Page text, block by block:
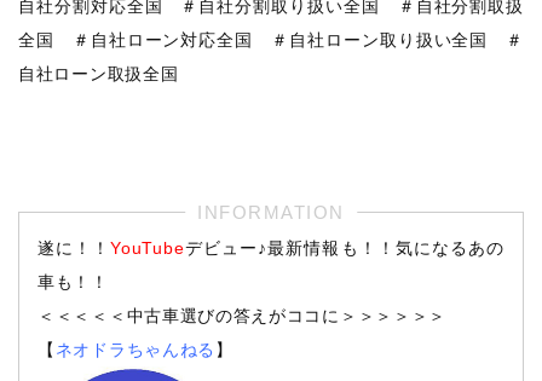
自社分割対応全国 ＃自社分割取り扱い全国 ＃自社分割取扱
全国 ＃自社ローン対応全国 ＃自社ローン取り扱い全国 ＃
自社ローン取扱全国
遂に！！YouTubeデビュー♪最新情報も！！気になるあの
車も！！
＜＜＜＜＜中古車選びの答えがココに＞＞＞＞＞＞
【 ネオドラちゃんねる 】